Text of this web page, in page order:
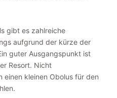
gibt es zahlreiche
aufgrund der kürze der
guter Ausgangspunkt ist
Resort. Nicht
einen kleinen Obolus für den